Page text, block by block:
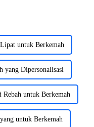
untuk Berkemah
yang Dipersonalisasi
Rebah untuk Berkemah
untuk Berkemah